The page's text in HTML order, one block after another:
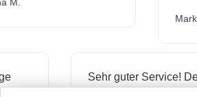
Markus
Sehr guter Service!